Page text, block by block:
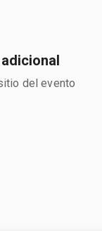
del evento